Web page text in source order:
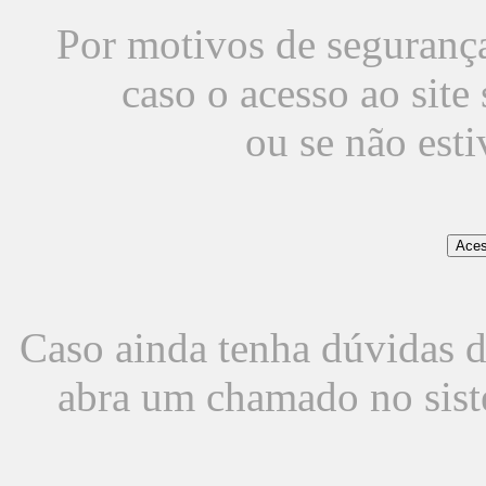
Por motivos de
caso o acesso ao
ou se não
Caso ainda tenha dúvidas
abra um chamado no